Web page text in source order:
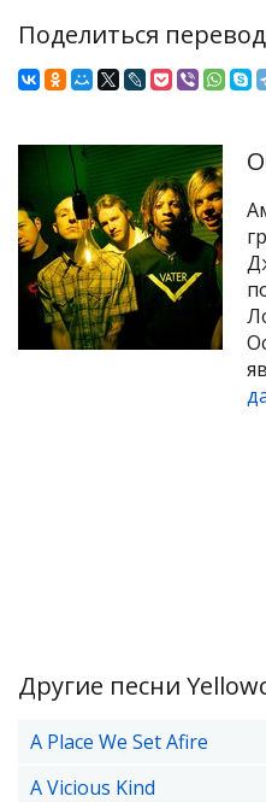
Поделиться
Другие песни
A Place We Set Afire
A Vicious Kind